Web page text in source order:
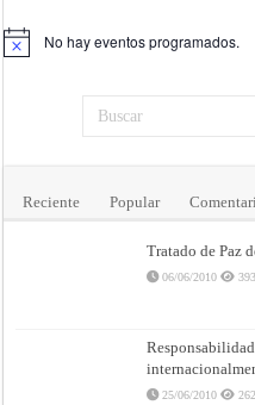
Aviso No hay eventos programados.
Reciente Popular
Tratado de Paz
06/06/2010
25/06/2010